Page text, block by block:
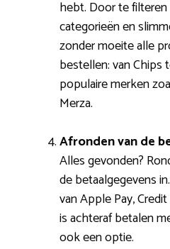
hebt. Door te
categorieën en
zonder moeite alle
bestellen: van
populaire merken
Merza.
Afronden van de
Alles gevonden?
de betaalgegevens
van Apple Pay,
is achteraf betalen
ook een optie.